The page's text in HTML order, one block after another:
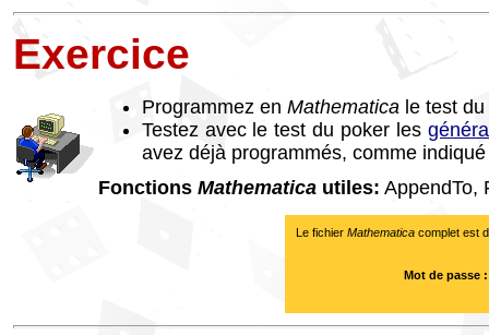
Exercice
Programmez en Mathematica le test
Testez avec le test du poker les
avez déjà programmés, comme
Fonctions Mathematicautiles: AppendTo,
Le fichier Mathematica complet est
Mot de passe :